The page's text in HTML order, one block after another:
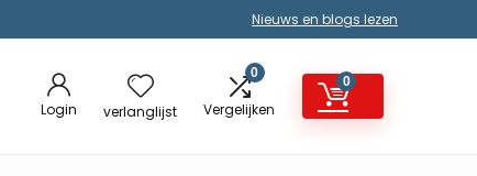
Nieuws en blogs lezen
Login verlanglijst
0
Vergelijken
0